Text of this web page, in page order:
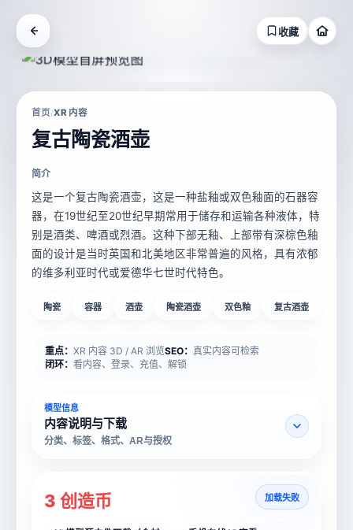
收藏
首页/XR 内容
复古陶瓷酒壶
简介
这是一个复古陶瓷酒壶，这是一种盐釉或双色釉面的石器容
器，在19世纪至20世纪早期常用于储存和运输各种液体，特
别是酒类、啤酒或烈酒。这种下部无釉、上部带有深棕色釉
面的设计是当时英国和北美地区非常普遍的风格，具有浓郁
的维多利亚时代或爱德华七世时代特色。
陶瓷 容器 酒壶 陶瓷酒壶 双色釉 复古酒壶
重点： XR 内容 3D / AR 浏览SEO： 真实内容可检索
闭环： 看内容、登录、充值、解锁
模型信息
内容说明与下载
分类、标签、格式、AR与授权
3 创造币 加载失败